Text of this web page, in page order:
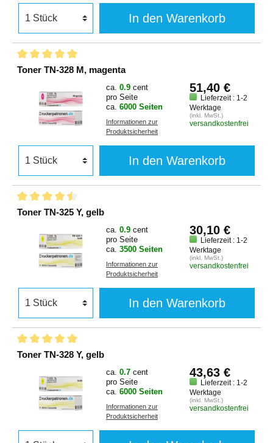
In den Warenkorb
Toner TN-328 M, magenta
ca. 0.9 cent
pro Seite
ca. 6000 Seiten
Informationen zur
Produktsicherheit
51,40 €
Lieferzeit : 1-2
Werktage
(inkl. MwSt.)
versandkostenfrei
In den Warenkorb
Toner TN-325 Y, gelb
ca. 0.9 cent
pro Seite
ca. 3500 Seiten
Informationen zur
Produktsicherheit
30,10 €
Lieferzeit : 1-2
Werktage
(inkl. MwSt.)
versandkostenfrei
In den Warenkorb
Toner TN-328 Y, gelb
ca. 0.7 cent
pro Seite
ca. 6000 Seiten
Informationen zur
Produktsicherheit
43,63 €
Lieferzeit : 1-2
Werktage
(inkl. MwSt.)
versandkostenfrei